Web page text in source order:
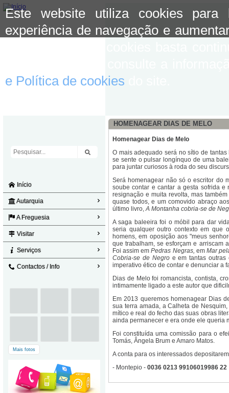
Este website utiliza cookies para
experiência de navegação e
e Política de cookies
Início
Autarquia
A Freguesia
Visitar
Serviços
Contactos / Info
Mais fotos
HOMENAGEAR DIAS DE MELO
Homenagear Dias de Melo
O mais adequado será no sítio de
se sente o pulsar longínquo de uma
para juntar curiosos à roda do seu
Será homenagear não só o escritor do
soube contar e cantar a gesta sofrida e
resignação e muita revolta, mas
quase todos, e um comovido abraço
último livro,A Montanha cobria-se de
A saga baleeira foi o móbil para dar
seria qualquer outro contexto em que
homens, em oposição aos "meus
que trabalham, se esforçam e arriscam
Foi assim emPedras Negras, emMar
Cobria-se de Negro e em tantas outras
imperativo ético de contar e denunciar a
Dias de Melo foi romancista, contista,
intimamente ligado a este autor que
Em 2013 queremos homenagear Dias
sua terra amada, a Calheta de
mítico e real do fecho das suas obras
ainda permanecer e era onde ele queria
Foi constituída uma comissão para o
Tomás, Ângela Brum e Amaro Matos.
A conta para os interessados
- Montepio - 0036 0213 99106019986 22